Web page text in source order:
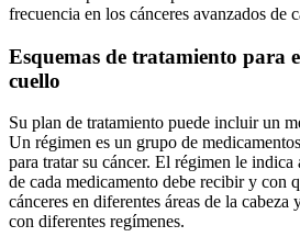
frecuencia en los cánceres avanzados de
Esquemas de tratamiento para
cuello
Su plan de tratamiento puede incluir un
Un régimen es un grupo de
para tratar su cáncer. El régimen le
de cada medicamento debe recibir y con
cánceres en diferentes áreas de la cabeza
con diferentes regímenes.